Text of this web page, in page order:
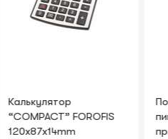
пишущих
принадлежностей